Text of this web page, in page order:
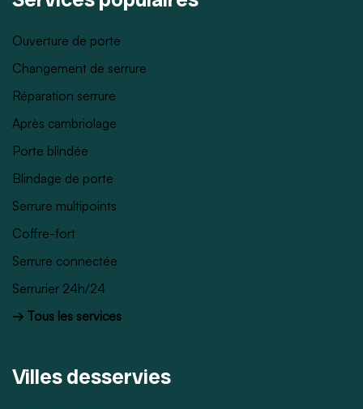
Ouverture de porte
Changement de serrure
Réparation serrure
Après cambriolage
Porte blindée
Blindage de porte
Serrure multipoints
Coffre-fort
Serrure connectée
Serrurier 24h/24
→ Tous les services
Villes desservies